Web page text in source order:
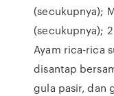
(secukupnya);
(secukupnya);
Ayam rica-rica
disantap
gula pasir, dan